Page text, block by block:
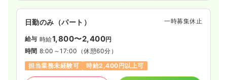
日勤のみ（パート） 一時募集休止
給与 時給1,800〜2,400円
時間 8:00～17:00 （休憩60分）
担当業務未経験可
時給2,400円以上可